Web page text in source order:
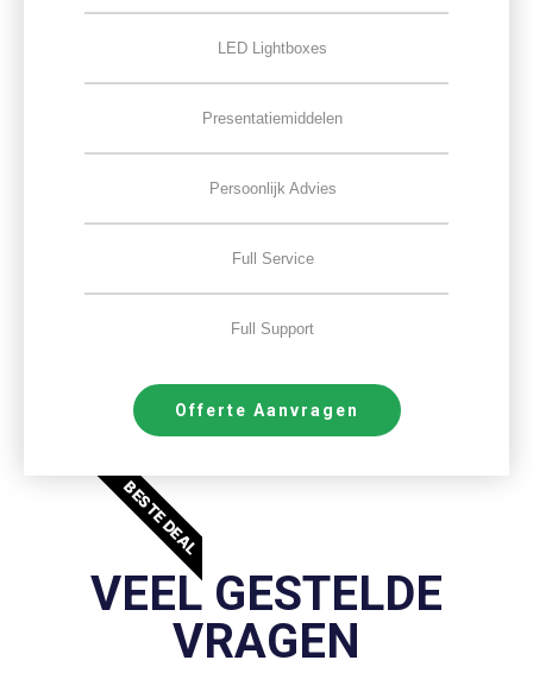
LED Lightboxes
Presentatiemiddelen
Persoonlijk Advies
Full Service
Full Support
Offerte Aanvragen
BESTE DEAL
VEEL GESTELDE
VRAGEN